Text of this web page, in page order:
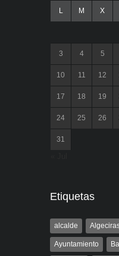
L M X
3 4 5
10 11 12
17 18 19
24 25 26
31
Etiquetas
alcalde
Ayuntamiento